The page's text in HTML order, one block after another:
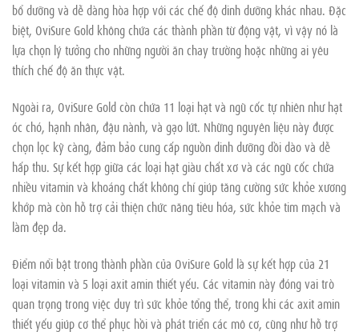
bổ dưỡng và dễ dàng hòa hợp với các chế độ dinh dưỡng khác nhau. Đặc
biệt, OviSure Gold không chứa các thành phần từ động vật, vì vậy nó là
lựa chọn lý tưởng cho những người ăn chay trường hoặc những ai yêu
thích chế độ ăn thực vật.
Ngoài ra, OviSure Gold còn chứa 11 loại hạt và ngũ cốc tự nhiên như hạt
óc chó, hạnh nhân, đậu nành, và gạo lứt. Những nguyên liệu này được
chọn lọc kỹ càng, đảm bảo cung cấp nguồn dinh dưỡng dồi dào và dễ
hấp thu. Sự kết hợp giữa các loại hạt giàu chất xơ và các ngũ cốc chứa
nhiều vitamin và khoáng chất không chỉ giúp tăng cường sức khỏe xương
khớp mà còn hỗ trợ cải thiện chức năng tiêu hóa, sức khỏe tim mạch và
làm đẹp da.
Điểm nổi bật trong thành phần của OviSure Gold là sự kết hợp của 21
loại vitamin và 5 loại axit amin thiết yếu. Các vitamin này đóng vai trò
quan trọng trong việc duy trì sức khỏe tổng thể, trong khi các axit amin
thiết yếu giúp cơ thể phục hồi và phát triển các mô cơ, cũng như hỗ trợ